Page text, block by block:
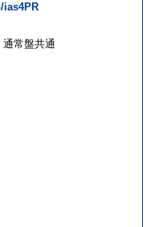
通常盤共通